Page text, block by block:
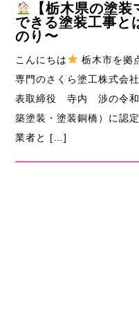
【栃木県の塗
できる塗装工事と
のり〜
こんにちは
栃木市を拠
専門のさくら塗工株式会
表取締役 寺内 渉の令和
築塗装・塗装銅橋）に認
業者と […]